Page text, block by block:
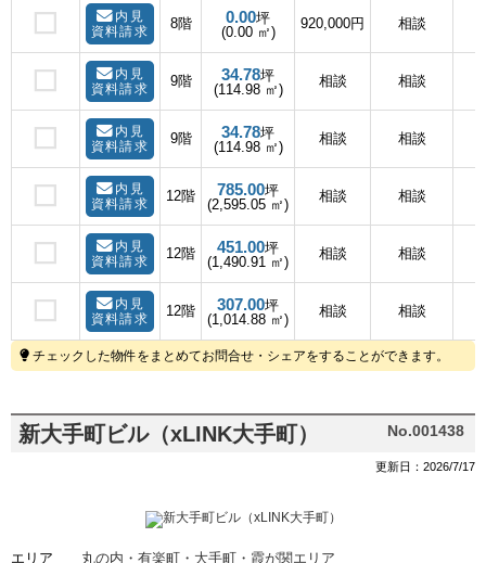
内見
資料請求
8階 0.00坪
(0.00 ㎡)
920,000円 相談
内見
資料請求
9階 34.78坪
(114.98 ㎡)
相談 相談
内見
資料請求
9階 34.78坪
(114.98 ㎡)
相談 相談
内見
資料請求
12階 785.00坪
(2,595.05 ㎡)
相談 相談
内見
資料請求
12階 451.00坪
(1,490.91 ㎡)
相談 相談
内見
資料請求
12階 307.00坪
(1,014.88 ㎡)
相談 相談
チェックした物件をまとめてお問合せ・シェアをすることができます。
新大手町ビル（xLINK大手町） No.001438
更新日：2026/7/17
エリア 丸の内・有楽町・大手町・霞が関エリア